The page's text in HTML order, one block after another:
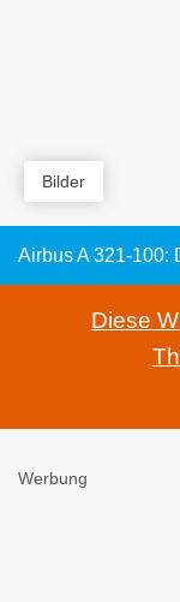
Bilder
Diese
Werbung